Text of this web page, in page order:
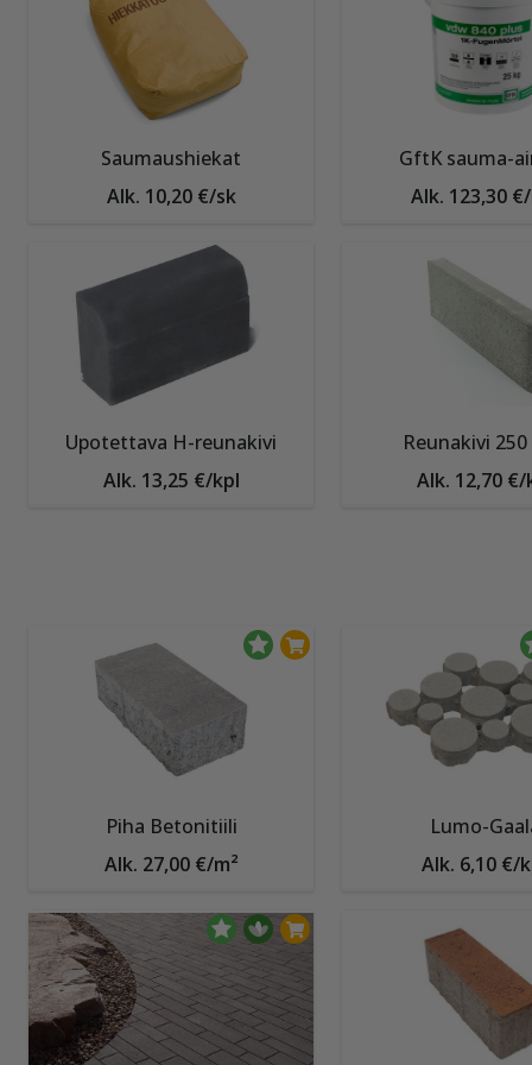
Saumaushiekat
Alk. 10,20 €/sk
GftK sauma-
Alk. 123,30
Upotettava H-reunakivi
Alk. 13,25 €/kpl
Reunakivi
Alk. 12,70 €/
Piha Betonitiili
Alk. 27,00 €/m²
Lumo-
Alk. 6,10 €/